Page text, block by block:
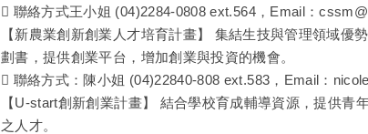
 聯絡方式王小姐 (04)2284-0808 ext.564，Email：
【新農業創新創業人才培育計畫】 集結生技與管理領域
劃書，提供創業平台，增加創業與投資的機會。
 聯絡方式：陳小姐 (04)22840-808 ext.583，Email：
【U-start創新創業計畫】 結合學校育成輔導資源，提供
之人才。